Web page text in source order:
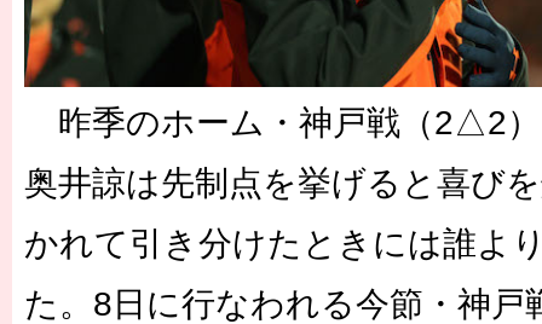
昨季のホーム・神戸戦（2△2
奥井諒は先制点を挙げると喜び
かれて引き分けたときには誰よ
た。8日に行なわれる今節・神戸